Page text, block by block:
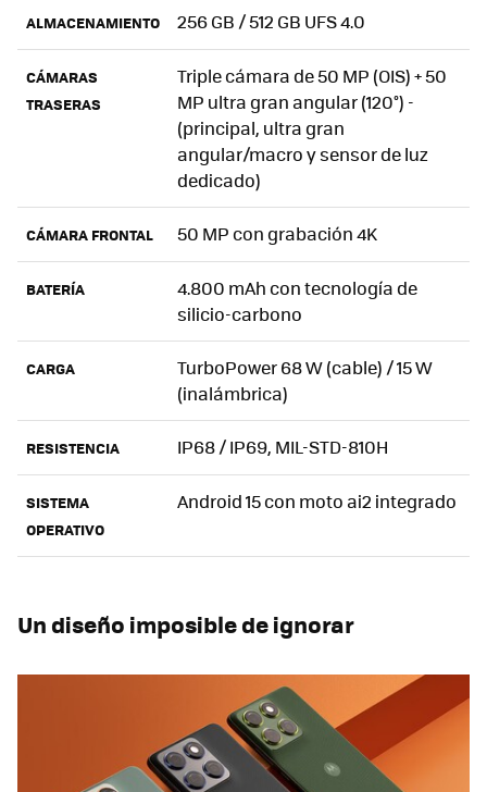
ALMACENAMIENTO 256 GB / 512 GB UFS 4.0
CÁMARAS
TRASERAS
Triple cámara de 50 MP (OIS) + 50
MP ultra gran angular (120°) -
(principal, ultra gran
angular/macro y sensor de luz
dedicado)
CÁMARA FRONTAL 50 MP con grabación 4K
BATERÍA
4.800 mAh con tecnología de
silicio-carbono
CARGA
TurboPower 68 W (cable) / 15 W
(inalámbrica)
RESISTENCIA IP68 / IP69, MIL-STD-810H
SISTEMA
OPERATIVO
Android 15 con moto ai2 integrado
Un diseño imposible de ignorar